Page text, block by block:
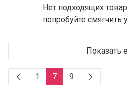
Нет подходящих
попробуйте смягчить
Показать
1 7 9